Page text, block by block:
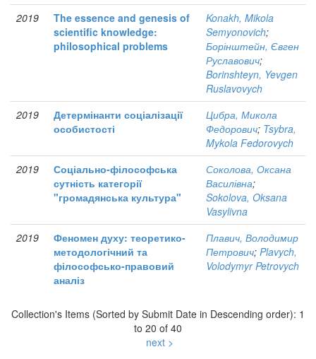
2019
The essence and genesis of
scientific knowledge:
philosophical problems
Konakh, Mikola
Semyonovich;
Борінштейн, Євген
Руславович;
Borinshteyn, Yevgen
Ruslavovych
2019
Детермінанти соціалізації
особистості
Цибра, Микола
Федорович; Tsybra,
Mykola Fedorovych
2019
Соціально-філософська
сутність категорії
"громадянська культура"
Соколова, Оксана
Василівна;
Sokolova, Oksana
Vasylivna
2019
Феномен духу: теоретико-
методологічний та
філософсько-правовий
аналіз
Плавич, Володимир
Петрович; Plavych,
Volodymyr Petrovych
Collection's Items (Sorted by Submit Date in Descending order): 1
to 20 of 40
next >